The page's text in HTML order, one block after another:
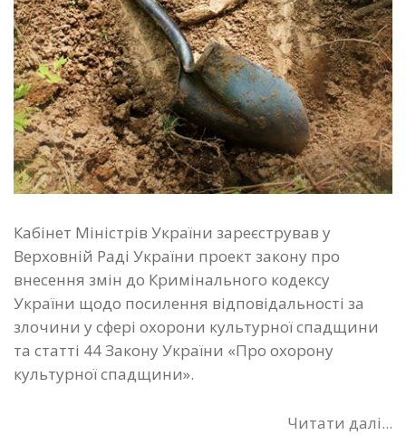
Кабінет Міністрів України зареєстрував у
Верховній Раді України проект закону про
внесення змін до Кримінального кодексу
України щодо посилення відповідальності за
злочини у сфері охорони культурної спадщини
та статті 44 Закону України «Про охорону
культурної спадщини».
Читати далі...